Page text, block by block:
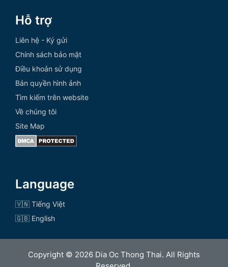
Hỗ trợ
Liên hệ - Ký gửi
Chính sách bảo mật
Điều khoản sử dụng
Bản quyền hình ảnh
Tìm kiếm trên website
Về chúng tôi
Site Map
Language
🇻🇳 Tiếng Việt
🇬🇧 English
Copyright © 2026 Dia Oc Thong Thai. All Rights